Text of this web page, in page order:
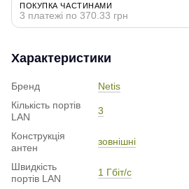
ПОКУПКА ЧАСТИНАМИ
3 платежі по 370.33 грн
Характеристики
Бренд
Netis
Кількість портів
LAN
3
Конструкція
антен
зовнішні
Швидкість
портів LAN
1 Гбіт/с